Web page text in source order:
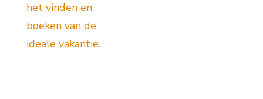
het vinden en
boeken van de
ideale vakantie.